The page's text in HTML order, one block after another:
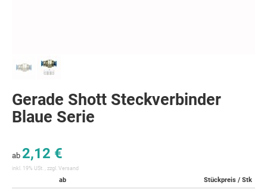
Gerade Shott Steckverbinder
Blaue Serie
ab 2,12 €
inkl. 19% USt. , zzgl. Versand
ab Stückpreis / Stk